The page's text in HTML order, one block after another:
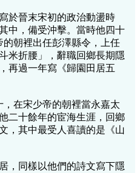
於晉末宋初的政治動盪時
中，備受沖擊。當時他四十
的朝裡出任彭澤縣令，上任
米折腰」，辭職回鄉長期隱
再過一年寫《歸園田居五
在宋少帝的朝裡當永嘉太
二十餘年的宦海生涯，回鄉
，其中最受人喜讀的是《山
，同樣以他們的詩文寫下隱